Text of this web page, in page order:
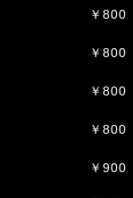
￥800
￥800
￥800
￥800
￥900